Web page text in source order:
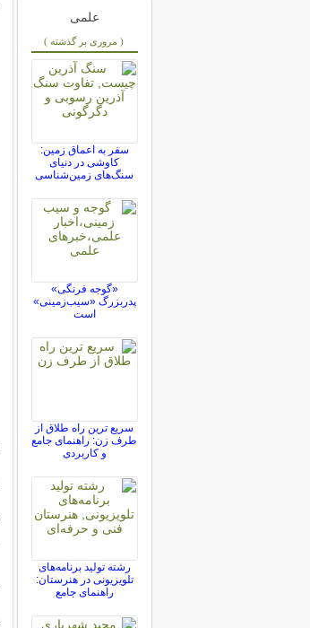
علمی
( مروری بر گذشته )
سفر به اعماق زمین:
کاوشی در دنیای
سنگ‌های زمین‌شناسی
«گوجه فرنگی»
پدربزرگ «سیب‌زمینی»
است
سریع ترین راه طلاق از
طرف زن: راهنمای جامع
و کاربردی
رشته تولید برنامه‌های
تلویزیونی در هنرستان:
راهنمای جامع